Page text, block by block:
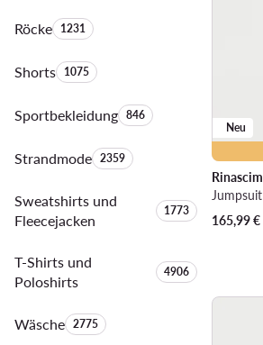
RöckeAnzahl der Produkte:
1231
ShortsAnzahl der Produkte:
1075
SportbekleidungAnzahl der Produkte:
846
StrandmodeAnzahl der Produkte:
2359
Sweatshirts und
Fleecejacken
Anzahl der
1773
T-Shirts und
Poloshirts
Anzahl der
4906
WäscheAnzahl der Produkte:
2775
Neu
165,99€